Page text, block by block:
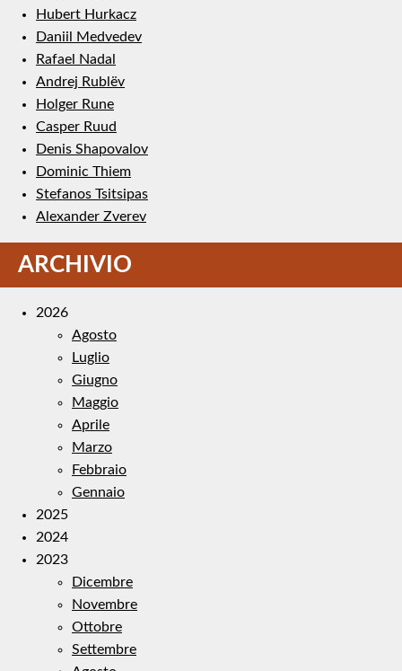
Hubert Hurkacz
Daniil Medvedev
Rafael Nadal
Andrej Rublëv
Holger Rune
Casper Ruud
Denis Shapovalov
Dominic Thiem
Stefanos Tsitsipas
Alexander Zverev
ARCHIVIO
2026
Agosto
Luglio
Giugno
Maggio
Aprile
Marzo
Febbraio
Gennaio
2025
2024
2023
Dicembre
Novembre
Ottobre
Settembre